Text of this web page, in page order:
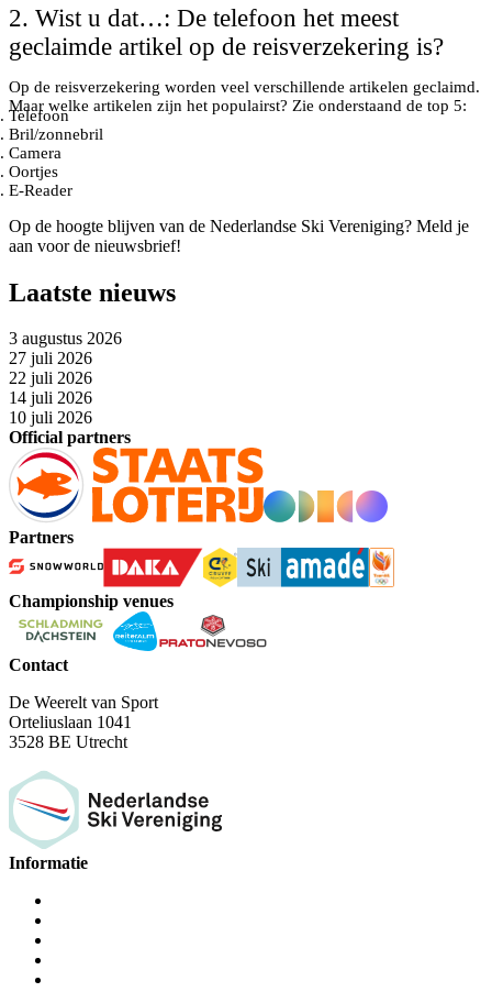
2. Wist u dat…: De telefoon het meest
geclaimde artikel op de reisverzekering is?
Op de reisverzekering worden veel verschillende artikelen geclaimd.
Maar welke artikelen zijn het populairst? Zie onderstaand de top 5:
Telefoon
Bril/zonnebril
Camera
Oortjes
E-Reader
Op de hoogte blijven van de Nederlandse Ski Vereniging? Meld je
aan voor de nieuwsbrief!
Laatste nieuws
3 augustus 2026
27 juli 2026
22 juli 2026
14 juli 2026
10 juli 2026
Official partners
Partners
Championship venues
Contact
De Weerelt van Sport
Orteliuslaan 1041
3528 BE Utrecht
Informatie